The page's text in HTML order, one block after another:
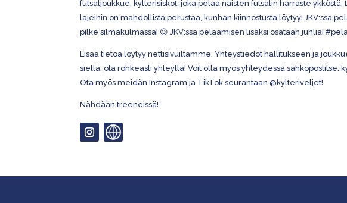
futsaljoukkue, kylterisiskot, joka pelaa naisten futsalin harraste ykköstä.
lajeihin on mahdollista perustaa, kunhan kiinnostusta löytyy! JKV:ssa
pilke silmäkulmassa! 😉 JKV:ssa pelaamisen lisäksi osataan juhlia!
Lisää tietoa löytyy nettisivuiltamme. Yhteystiedot hallitukseen ja
sieltä, ota rohkeasti yhteyttä! Voit olla myös yhteydessä sähköpostitse:
Ota myös meidän Instagram ja TikTok seurantaan @kylteriveljet!
Nähdään treeneissä!